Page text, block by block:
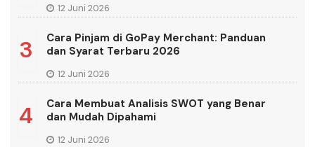
12 Juni 2026
3
Cara Pinjam di GoPay Merchant: Panduan
dan Syarat Terbaru 2026
12 Juni 2026
4
Cara Membuat Analisis SWOT yang Benar
dan Mudah Dipahami
12 Juni 2026